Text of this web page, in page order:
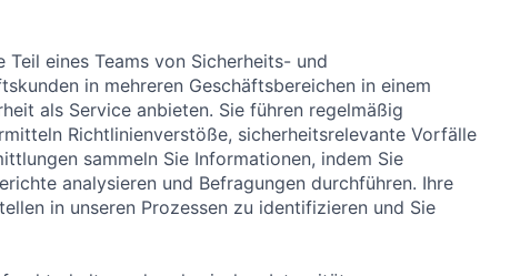
eines Teams von Sicherheits- und
in mehreren Geschäftsbereichen in einem
als Service anbieten. Sie führen regelmäßig
Richtlinienverstöße, sicherheitsrelevante Vorfälle
sammeln Sie Informationen, indem Sie
analysieren und Befragungen durchführen. Ihre
in unseren Prozessen zu identifizieren und Sie